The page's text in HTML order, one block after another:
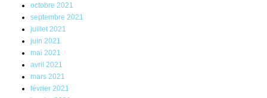
octobre 2021
septembre 2021
juillet 2021
juin 2021
mai 2021
avril 2021
mars 2021
février 2021